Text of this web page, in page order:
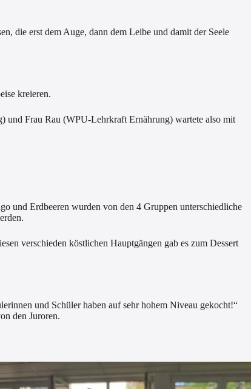
die erst dem Auge, dann dem Leibe und damit der Seele
kreieren.
und Frau Rau (WPU-Lehrkraft Ernährung) wartete also mit
und Erdbeeren wurden von den 4 Gruppen unterschiedliche
verschieden köstlichen Hauptgängen gab es zum Dessert
und Schüler haben auf sehr hohem Niveau gekocht!“
den Juroren.